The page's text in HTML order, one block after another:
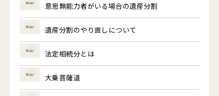
意思無能力者がいる場合の遺産分割
遺産分割のやり直しについて
法定相続分とは
大乗菩薩道